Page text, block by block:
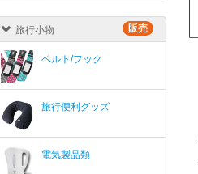
旅行小物 販売
ベルト/フック
旅行便利グッズ
電気製品類